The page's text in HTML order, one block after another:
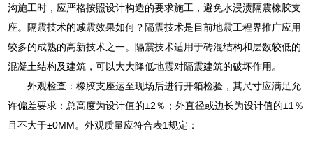
沟施工时，应严格按照设计构造的要求施工，避免水浸渍隔震橡胶支
座。隔震技术的减震效果如何？隔震技术是目前地震工程界推广应用
较多的成熟的高新技术之一。隔震技术适用于砖混结构和层数较低的
混凝土结构及建筑，可以大大降低地震对隔震建筑的破坏作用。
外观检查：橡胶支座运至现场后进行开箱检验，其尺寸应满足允
许偏差要求：总高度为设计值的±2％；外直径或边长为设计值的±1％
且不大于±0MM。外观质量应符合表1规定：